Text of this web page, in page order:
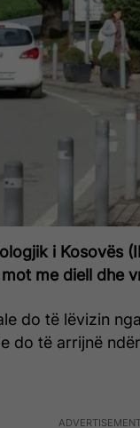
i Kosovës
me diell dhe
do të lëvizin
do të arrijnë